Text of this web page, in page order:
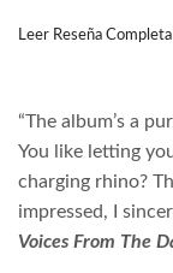
Leer Reseña Completa
“The album’s a
You like letting
charging rhino?
impressed, I
Voices From The